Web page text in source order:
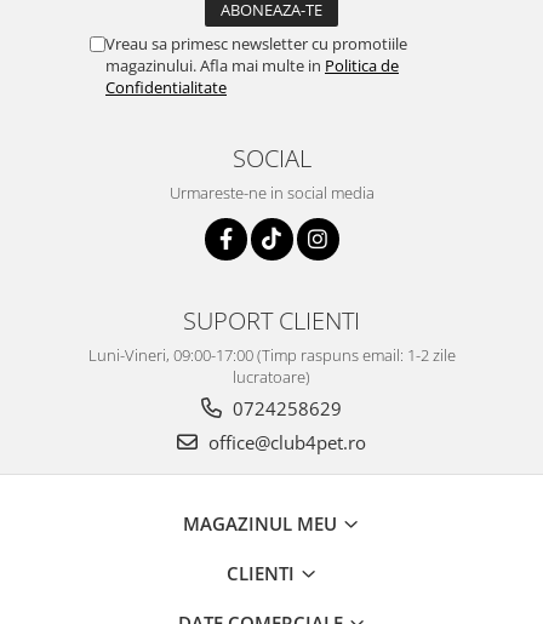
Vreau sa primesc newsletter cu promotiile
magazinului. Afla mai multe in Politica de
Confidentialitate
SOCIAL
Urmareste-ne in social media
SUPORT CLIENTI
Luni-Vineri, 09:00-17:00 (Timp raspuns email: 1-2 zile
lucratoare)
0724258629
office@club4pet.ro
MAGAZINUL MEU
CLIENTI